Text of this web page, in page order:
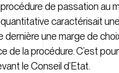
de passation au
caractérisait
une marge de
la procédure. C’est
le Conseil d’Etat.